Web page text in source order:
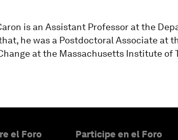
is an Assistant Professor at the
he was a Postdoctoral Associate at
at the Massachusetts Institute of
el Foro Participe en el Foro